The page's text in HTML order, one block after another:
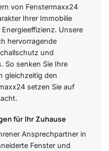
von Fenstermaxx24
Ihrer Immobilie
Unsere
hervorragende
und
So senken Sie Ihre
gleichzeitig den
setzen Sie auf
für Ihr Zuhause
Ansprechpartner in
Fenster und